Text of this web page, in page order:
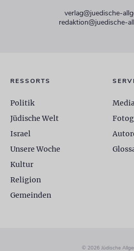
verlag@juedische-
redaktion@juedische-
RESSORTS
Politik
Jüdische Welt
Israel
Unsere Woche
Kultur
Religion
Gemeinden
© 2026 Jüdische